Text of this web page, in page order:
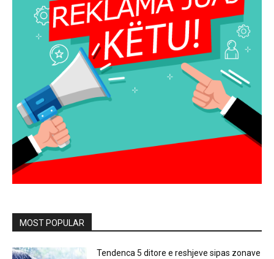
MOST POPULAR
Tendenca 5 ditore e reshjeve sipas zonave